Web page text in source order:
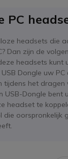
PC
headsets die
Dan zijn de
headsets kunt
Dongle uw
tijdens het dragen
USB-Dongle bent
headset te
die oorspronkelijk